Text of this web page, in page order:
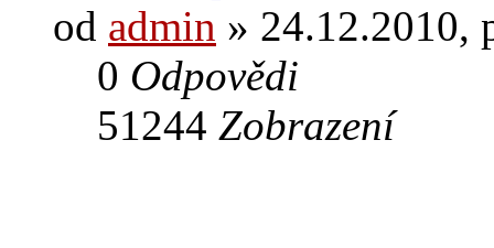
od admin » 24.12.2010,
0 Odpovědi
51244 Zobrazení